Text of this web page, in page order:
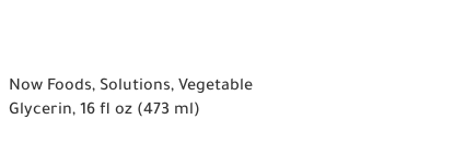
Now Foods, Solutions, Vegetable
Glycerin, 16 fl oz (473 ml)